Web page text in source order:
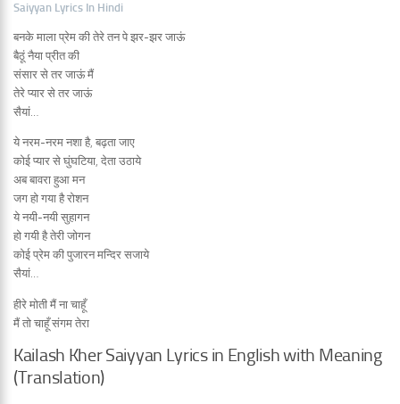
Saiyyan Lyrics In Hindi
बनके माला प्रेम की तेरे तन पे झर-झर जाऊं
बैठूं नैया प्रीत की
संसार से तर जाऊं मैं
तेरे प्यार से तर जाऊं
सैयां…
ये नरम-नरम नशा है, बढ़ता जाए
कोई प्यार से घुंघटिया, देता उठाये
अब बावरा हुआ मन
जग हो गया है रोशन
ये नयी-नयी सुहागन
हो गयी है तेरी जोगन
कोई प्रेम की पुजारन मन्दिर सजाये
सैयां…
हीरे मोती मैं ना चाहूँ
मैं तो चाहूँ संगम तेरा
Kailash Kher Saiyyan Lyrics in English with Meaning
(Translation)